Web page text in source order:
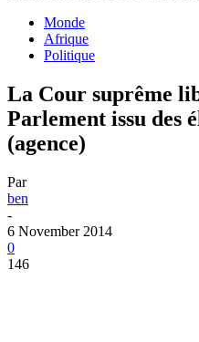
Monde
Afrique
Politique
La Cour suprême
Parlement issu des
(agence)
Par
ben
-
6 November 2014
0
146